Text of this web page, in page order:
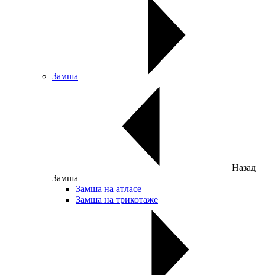
Замша
Назад
Замша
Замша на атласе
Замша на трикотаже